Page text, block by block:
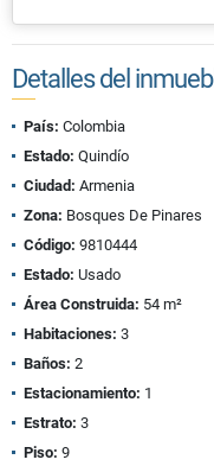
Detalles del
País: Colombia
Estado: Quindío
Ciudad: Armenia
Zona: Bosques De Pinares
Código: 9810444
Estado: Usado
Área Construida: 54 m²
Habitaciones: 3
Baños: 2
Estacionamiento: 1
Estrato: 3
Piso: 9